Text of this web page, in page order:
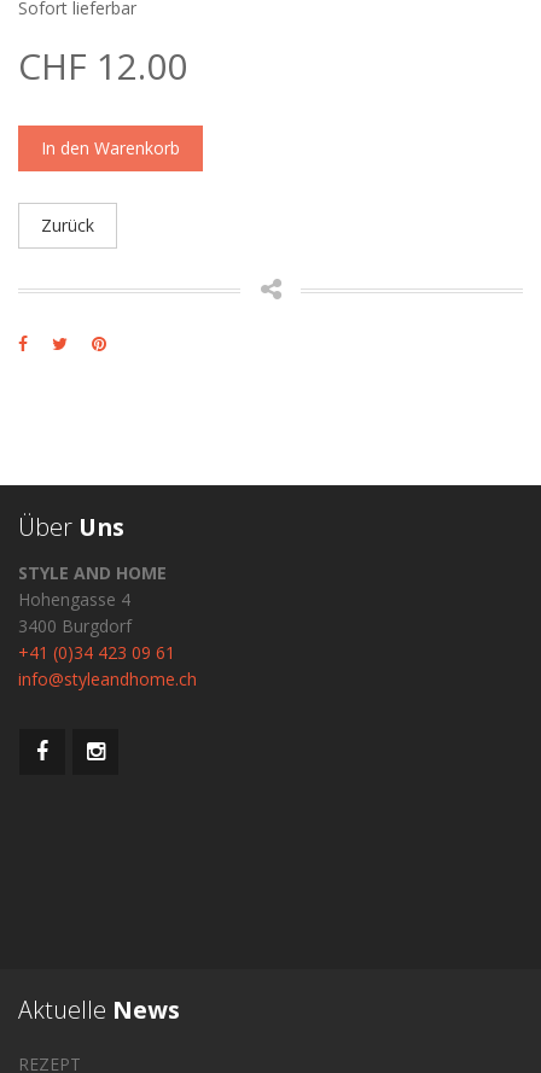
Sofort lieferbar
CHF 12.00
In den Warenkorb
Zurück
Über Uns
STYLE AND HOME
Hohengasse 4
3400 Burgdorf
+41 (0)34 423 09 61
info@styleandhome.ch
Aktuelle News
REZEPT